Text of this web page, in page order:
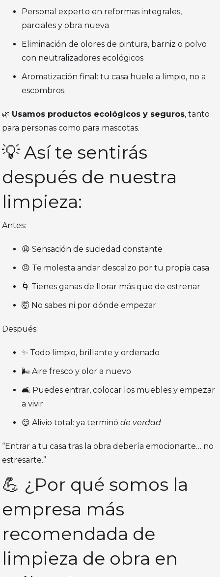
Personal experto en reformas integrales,
parciales y obra nueva
Eliminación de olores de pintura, barniz o polvo
con neutralizadores ecológicos
Aromatización final: tu casa huele a limpio, no a
escombros
🌿 Usamos productos ecológicos y seguros, tanto
para personas como para mascotas.
💡 Así te sentirás
después de nuestra
limpieza:
Antes:
😩 Sensación de suciedad constante
😠 Te molesta andar descalzo por tu propia casa
🌀 Tienes ganas de llorar más que de estrenar
🤯 No sabes ni por dónde empezar
Después:
✨ Todo limpio, brillante y ordenado
🌬️ Aire fresco y olor a nuevo
🛋️ Puedes entrar, colocar los muebles y empezar
a vivir
😌 Alivio total: ya terminóde verdad
“Entrar a tu casa tras la obra debería emocionarte… no
estresarte.”
💪 ¿Por qué somos la
empresa más
recomendada de
limpieza de obra en